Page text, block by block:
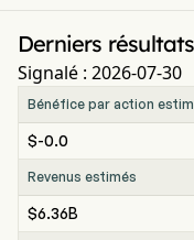
Derniers
Signalé : 2026-07-30
Bénéfice par action
$-0.0
Revenus estimés
$6.36B